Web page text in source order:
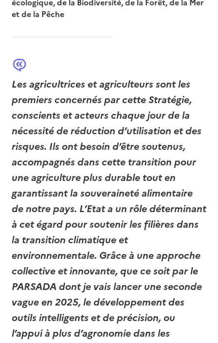
et de la Pêche
Les agricultrices et agriculteurs sont les
premiers concernés par cette Stratégie,
conscients et acteurs chaque jour de la
nécessité de réduction d’utilisation et des
risques. Ils ont besoin d’être soutenus,
accompagnés dans cette transition pour
une agriculture plus durable tout en
garantissant la souveraineté alimentaire
de notre pays. L’Etat a un rôle déterminant
à cet égard pour soutenir les filières dans
la transition climatique et
environnementale. Grâce à une approche
collective et innovante, que ce soit par le
PARSADA dont je vais lancer une seconde
vague en 2025, le développement des
outils intelligents et de précision, ou
l’appui à plus d’agronomie dans les